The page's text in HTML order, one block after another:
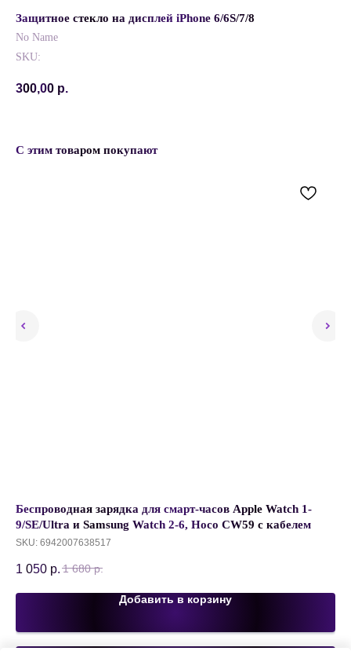
Защитное стекло на дисплей iPhone 6/6S/7/8
No Name
SKU:
300,00 р.
С этим товаром покупают
Беспроводная зарядка для смарт-часов Apple Watch 1-
9/SE/Ultra и Samsung Watch 2-6, Hoco CW59 c кабелем
Type-C 1.2 м, 2.5W, Белый
SKU: 6942007638517
1 050 р. 1 680 р.
Добавить в корзину